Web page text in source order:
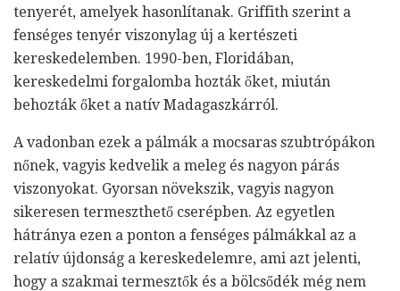
tenyerét, amelyek hasonlítanak. Griffith szerint a
fenséges tenyér viszonylag új a kertészeti
kereskedelemben. 1990-ben, Floridában,
kereskedelmi forgalomba hozták őket, miután
behozták őket a natív Madagaszkárról.
A vadonban ezek a pálmák a mocsaras szubtrópákon
nőnek, vagyis kedvelik a meleg és nagyon párás
viszonyokat. Gyorsan növekszik, vagyis nagyon
sikeresen termeszthető cserépben. Az egyetlen
hátránya ezen a ponton a fenséges pálmákkal az a
relatív újdonság a kereskedelemre, ami azt jelenti,
hogy a szakmai termesztők és a bölcsődék még nem